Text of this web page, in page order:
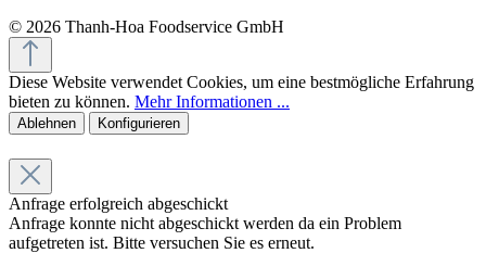
© 2026 Thanh-Hoa Foodservice GmbH
Diese Website verwendet Cookies, um eine bestmögliche Erfahrung
bieten zu können. Mehr Informationen ...
Ablehnen Konfigurieren
Anfrage erfolgreich abgeschickt
Anfrage konnte nicht abgeschickt werden da ein Problem
aufgetreten ist. Bitte versuchen Sie es erneut.